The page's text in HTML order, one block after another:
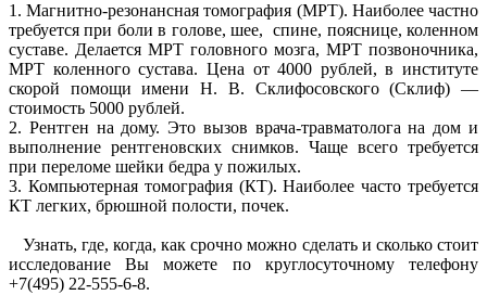
1. Магнитно-резонансная томография (МРТ). Наиболее частно
требуется при боли в голове, шее, спине, пояснице, коленном
суставе. Делается МРТ головного мозга, МРТ позвоночника,
МРТ коленного сустава. Цена от 4000 рублей, в институте
скорой помощи имени Н. В. Склифосовского (Склиф) —
стоимость 5000 рублей.
2. Рентген на дому. Это вызов врача-травматолога на дом и
выполнение рентгеновских снимков. Чаще всего требуется
при переломе шейки бедра у пожилых.
3. Компьютерная томография (КТ). Наиболее часто требуется
КТ легких, брюшной полости, почек.
Узнать, где, когда, как срочно можно сделать и сколько стоит
исследование Вы можете по круглосуточному телефону
+7(495) 22-555-6-8.